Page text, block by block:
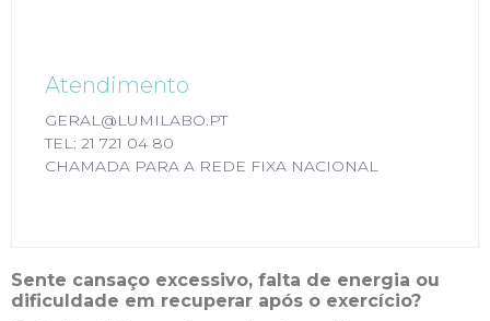
Atendimento
GERAL@LUMILABO.PT
TEL: 21 721 04 80
CHAMADA PARA A REDE FIXA NACIONAL
Atendimento
GERAL@LUMILABO.PT
TEL: 21 721 04 80
Sente cansaço excessivo, falta de energia ou
dificuldade em recuperar após o exercício?